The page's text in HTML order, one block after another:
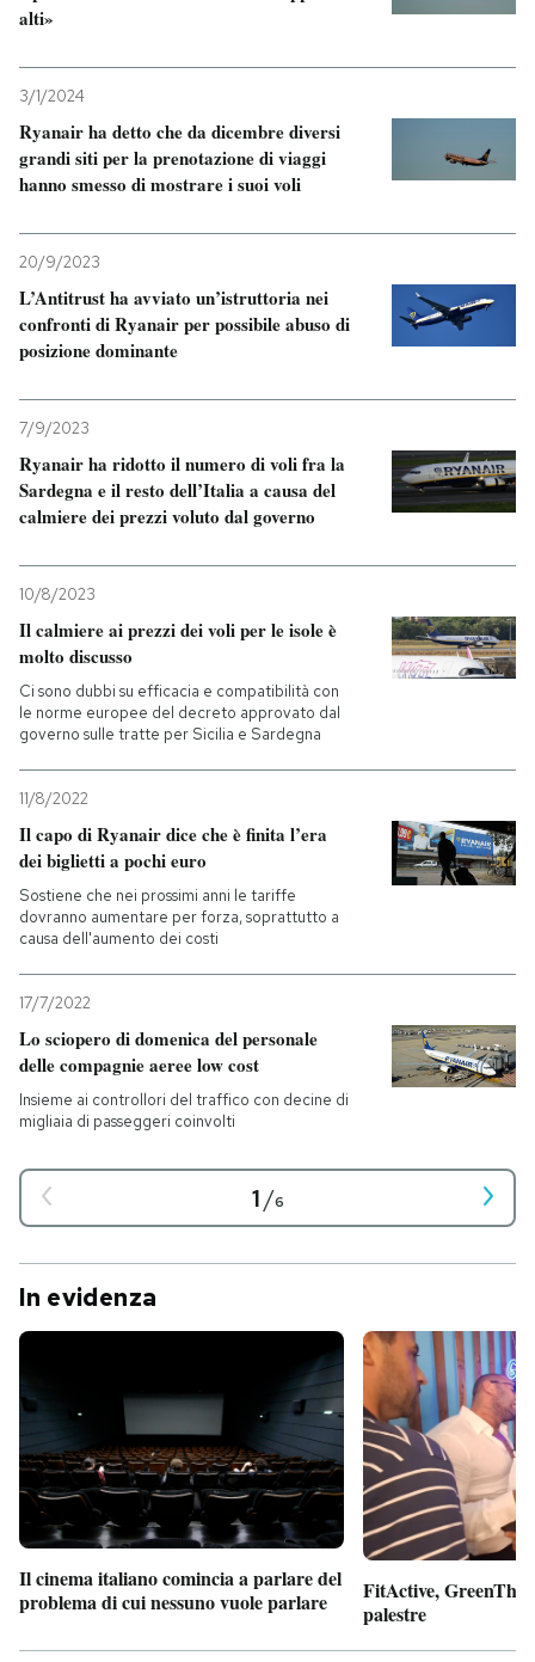
alti»
3/1/2024
Ryanair ha detto che da dicembre diversi
grandi siti per la prenotazione di viaggi
hanno smesso di mostrare i suoi voli
20/9/2023
L’Antitrust ha avviato un’istruttoria nei
confronti di Ryanair per possibile abuso di
posizione dominante
7/9/2023
Ryanair ha ridotto il numero di voli fra la
Sardegna e il resto dell’Italia a causa del
calmiere dei prezzi voluto dal governo
10/8/2023
Il calmiere ai prezzi dei voli per le isole è
molto discusso
Ci sono dubbi su efficacia e compatibilità con
le norme europee del decreto approvato dal
governo sulle tratte per Sicilia e Sardegna
11/8/2022
Il capo di Ryanair dice che è finita l’era
dei biglietti a pochi euro
Sostiene che nei prossimi anni le tariffe
dovranno aumentare per forza, soprattutto a
causa dell'aumento dei costi
17/7/2022
Lo sciopero di domenica del personale
delle compagnie aeree low cost
Insieme ai controllori del traffico con decine di
migliaia di passeggeri coinvolti
1/6
In evidenza
Il cinema italiano comincia a parlare del
problema di cui nessuno vuole parlare
FitActive,
palestre